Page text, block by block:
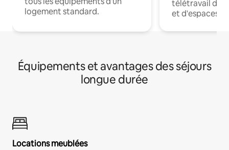
logement standard.
télétravail
et d'espaces
Équipements et avantages des séjours
longue durée
Locations meublées